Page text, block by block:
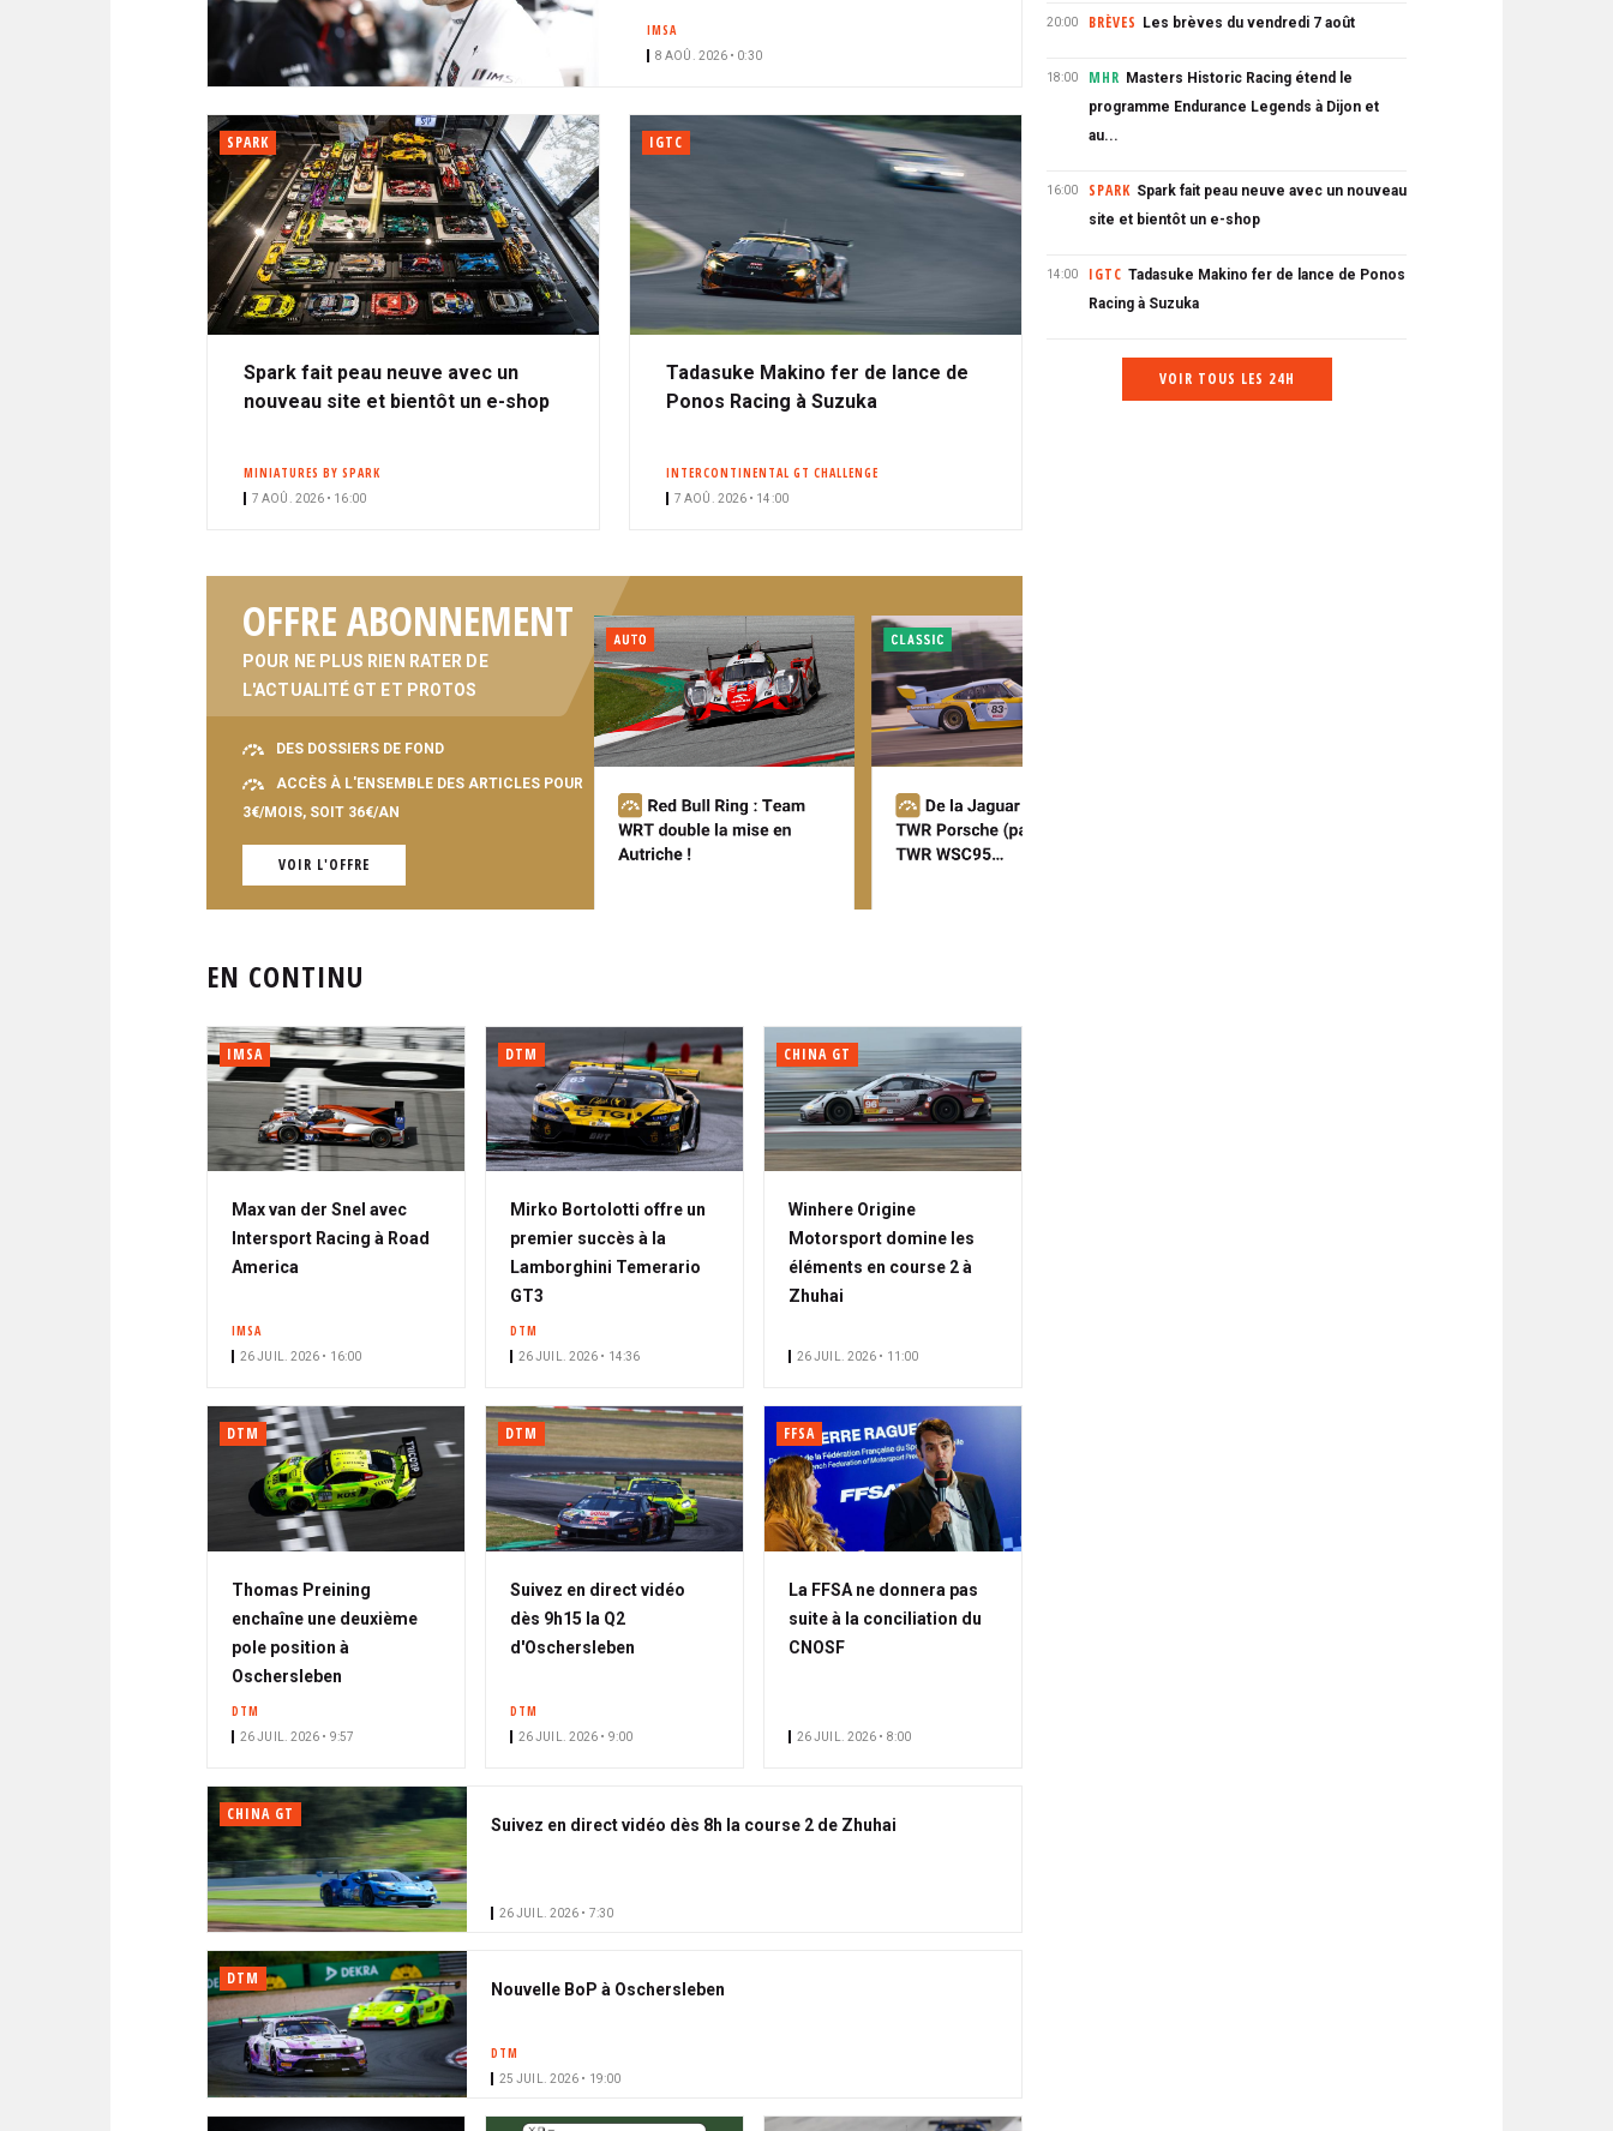
I
P
A
L
E
N
IMSA
8 AOÛ. 2026 • 0:30
SPARK
Spark fait peau neuve avec un
nouveau site et bientôt un e-shop
MINIATURES BY SPARK
7 AOÛ. 2026 • 16:00
IGTC
Tadasuke Makino fer de lance de
Ponos Racing à Suzuka
INTERCONTINENTAL GT CHALLENGE
7 AOÛ. 2026 • 14:00
OFFRE ABONNEMENT
POUR NE PLUS RIEN RATER DE
L'ACTUALITÉ GT ET PROTOS
DES DOSSIERS DE FOND
ACCÈS À L'ENSEMBLE DES ARTICLES POUR
3€/MOIS, SOIT 36€/AN
VOIR L'OFFRE
EN CONTINU
IMSA
Max van der Snel avec
Intersport Racing à Road
America
IMSA
26 JUIL. 2026 • 16:00
DTM
Mirko Bortolotti offre un
premier succès à la
Lamborghini Temerario
GT3
DTM
26 JUIL. 2026 • 14:36
CHINA GT
Winhere Origine
Motorsport domine les
éléments en course 2 à
Zhuhai
26 JUIL. 2026 • 11:00
DTM
Thomas Preining
enchaîne une deuxième
pole position à
Oschersleben
DTM
26 JUIL. 2026 • 9:57
DTM
Suivez en direct vidéo
dès 9h15 la Q2
d'Oschersleben
DTM
26 JUIL. 2026 • 9:00
FFSA
La FFSA ne donnera pas
suite à la conciliation du
CNOSF
26 JUIL. 2026 • 8:00
CHINA GT
Suivez en direct vidéo dès 8h la course 2 de Zhuhai
26 JUIL. 2026 • 7:30
DTM
Nouvelle BoP à Oschersleben
DTM
25 JUIL. 2026 • 19:00
20:00 BRÈVES Les brèves du vendredi 7 août
18:00 MHR Masters Historic Racing étend le
programme Endurance Legends à Dijon et
au...
16:00 SPARK Spark fait peau neuve avec un nouveau
site et bientôt un e-shop
14:00 IGTC Tadasuke Makino fer de lance de Ponos
Racing à Suzuka
VOIR TOUS LES 24H